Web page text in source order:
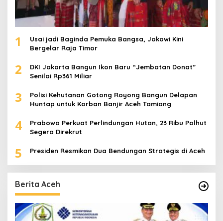
1
Usai jadi Baginda Pemuka Bangsa, Jokowi Kini
Bergelar Raja Timor
2
DKI Jakarta Bangun Ikon Baru “Jembatan Donat”
Senilai Rp361 Miliar
3
Polisi Kehutanan Gotong Royong Bangun Delapan
Huntap untuk Korban Banjir Aceh Tamiang
4
Prabowo Perkuat Perlindungan Hutan, 23 Ribu Polhut
Segera Direkrut
5 Presiden Resmikan Dua Bendungan Strategis di Aceh
Berita Aceh